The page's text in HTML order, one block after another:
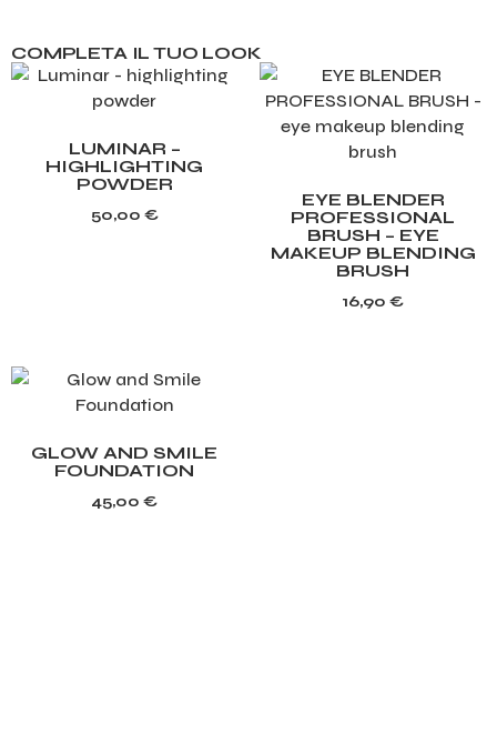
COMPLETA IL TUO LOOK
LUMINAR –
HIGHLIGHTING
POWDER
50,00 €
EYE BLENDER
PROFESSIONAL
BRUSH – EYE
MAKEUP BLENDING
BRUSH
16,90 €
GLOW AND SMILE
FOUNDATION
45,00 €